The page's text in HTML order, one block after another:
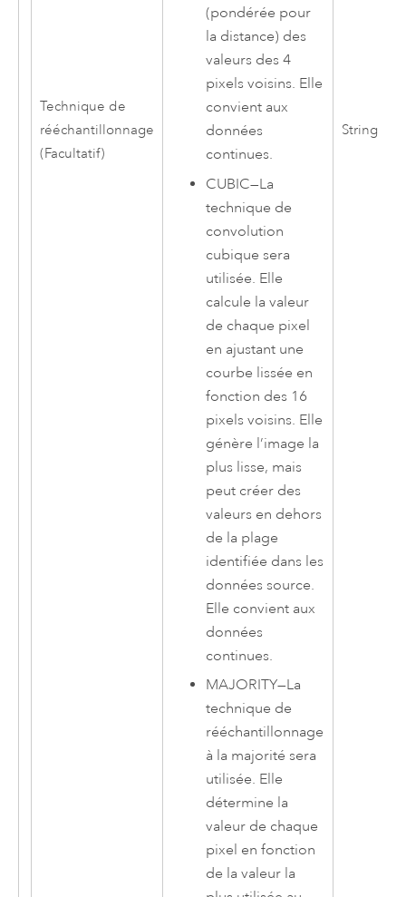
Technique de
rééchantillonnage
(Facultatif)
(pondérée pour
la distance) des
valeurs des 4
pixels voisins. Elle
convient aux
données
continues.
CUBIC—La
technique de
convolution
cubique sera
utilisée. Elle
calcule la valeur
de chaque pixel
en ajustant une
courbe lissée en
fonction des 16
pixels voisins. Elle
génère l’image la
plus lisse, mais
peut créer des
valeurs en dehors
de la plage
identifiée dans les
données source.
Elle convient aux
données
continues.
MAJORITY—La
technique de
rééchantillonnage
à la majorité sera
utilisée. Elle
détermine la
valeur de chaque
pixel en fonction
de la valeur la
String